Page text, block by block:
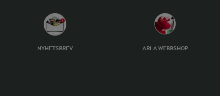
NYHETSBREV ARLA WEBBSHOP